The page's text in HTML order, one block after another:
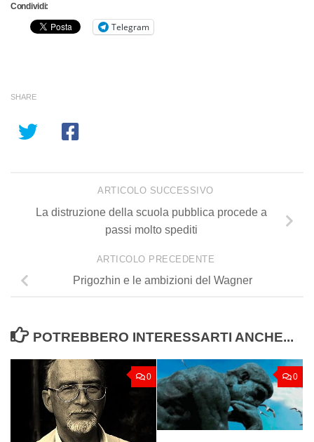
Condividi:
Telegram
SHARE
ARTICOLO SUCCESSIVO
La distruzione della scuola pubblica procede a
passi molto spediti
ARTICOLO PRECEDENTE
Prigozhin e le ambizioni del Wagner
POTREBBERO INTERESSARTI ANCHE...
0 0